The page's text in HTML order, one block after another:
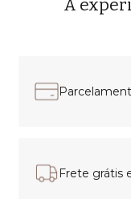
A
Frete grátis